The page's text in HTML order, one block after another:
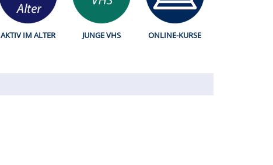
AKTIV IM ALTER JUNGE VHS ONLINE-KURSE